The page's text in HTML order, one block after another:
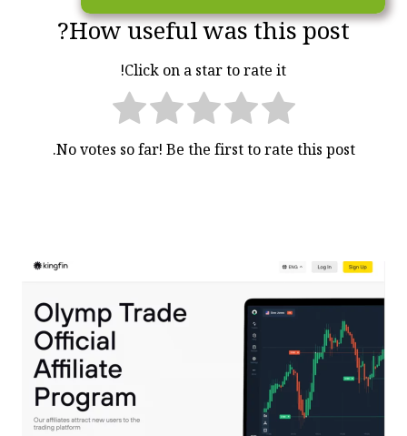
How useful was this post?
Click on a star to rate it!
No votes so far! Be the first to rate this post.